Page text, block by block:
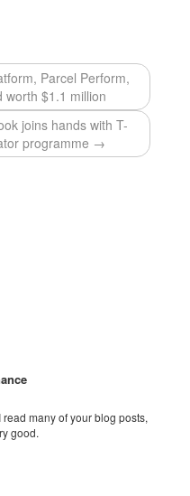
Parcel Perform,
worth $1.1 million
joins hands with T-
programme →
many of your blog posts,
good.